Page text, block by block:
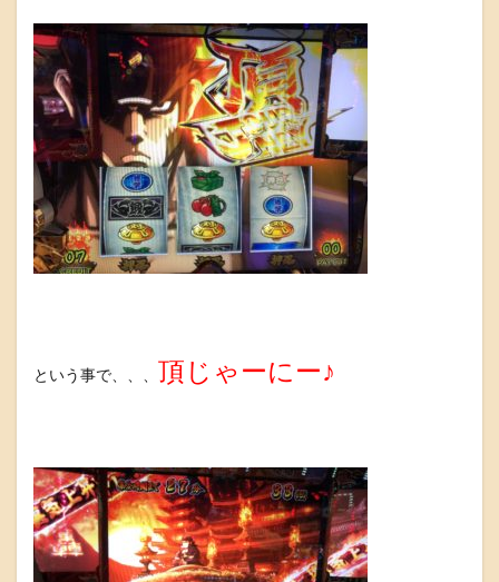
という事で、、、 頂じゃーにー♪